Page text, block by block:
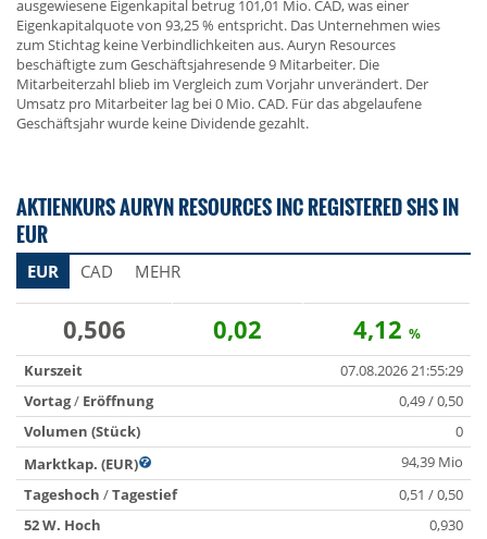
ausgewiesene Eigenkapital betrug 101,01 Mio. CAD, was einer
Eigenkapitalquote von 93,25 % entspricht. Das Unternehmen wies
zum Stichtag keine Verbindlichkeiten aus. Auryn Resources
beschäftigte zum Geschäftsjahresende 9 Mitarbeiter. Die
Mitarbeiterzahl blieb im Vergleich zum Vorjahr unverändert. Der
Umsatz pro Mitarbeiter lag bei 0 Mio. CAD. Für das abgelaufene
Geschäftsjahr wurde keine Dividende gezahlt.
AKTIENKURS AURYN RESOURCES INC REGISTERED SHS IN
EUR
EUR CAD MEHR
0,506 0,02 4,12 %
Kurszeit
07.08.2026 21:55:29
Vortag/ Eröffnung
0,49 / 0,50
Volumen (Stück)
0
Marktkap. (EUR)
94,39 Mio
Tageshoch /Tagestief
0,51 / 0,50
52 W. Hoch
0,930